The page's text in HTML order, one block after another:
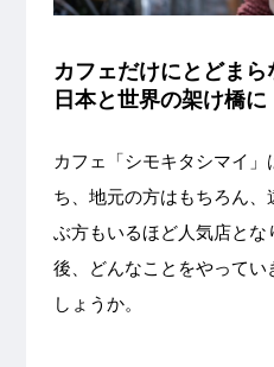
カフェだけにとどまら
日本と世界の架け橋に
カフェ「シモキタシマイ
ち、地元の方はもちろん
ぶ方もいるほど人気店と
後、どんなことをやって
しょうか。